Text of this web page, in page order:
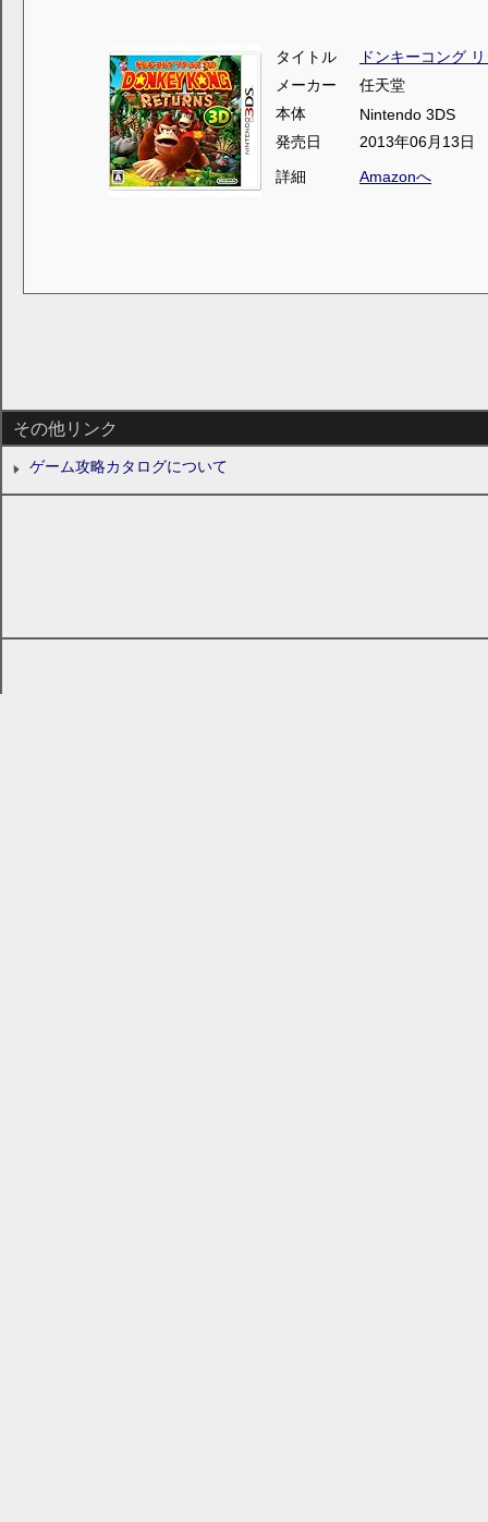
タイトル
ドンキーコング
メーカー
任天堂
本体
Nintendo 3DS
発売日
2013年06月13日
詳細
Amazonへ
その他リンク
ゲーム攻略カタログについて